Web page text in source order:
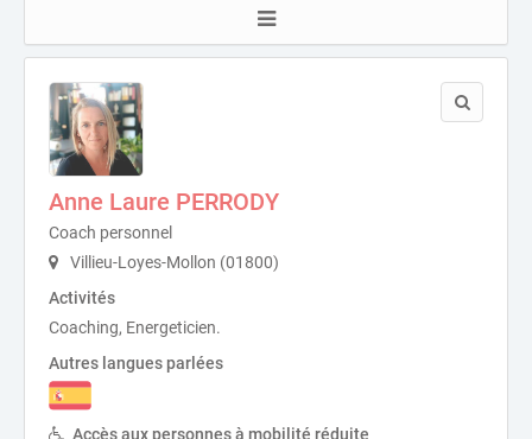
Anne Laure PERRODY
Coach personnel
Villieu-Loyes-Mollon (01800)
Activités
Coaching, Energeticien.
Autres langues parlées
Accès aux personnes à mobilité réduite